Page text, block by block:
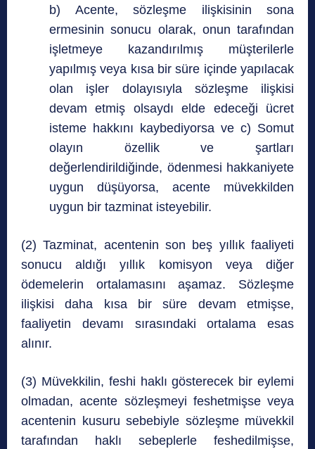
b) Acente, sözleşme ilişkisinin sona
ermesinin sonucu olarak, onun tarafından
işletmeye kazandırılmış müşterilerle
yapılmış veya kısa bir süre içinde yapılacak
olan işler dolayısıyla sözleşme ilişkisi
devam etmiş olsaydı elde edeceği ücret
isteme hakkını kaybediyorsa ve c) Somut
olayın özellik ve şartları
değerlendirildiğinde, ödenmesi hakkaniyete
uygun düşüyorsa, acente müvekkilden
uygun bir tazminat isteyebilir.
(2) Tazminat, acentenin son beş yıllık faaliyeti
sonucu aldığı yıllık komisyon veya diğer
ödemelerin ortalamasını aşamaz. Sözleşme
ilişkisi daha kısa bir süre devam etmişse,
faaliyetin devamı sırasındaki ortalama esas
alınır.
(3) Müvekkilin, feshi haklı gösterecek bir eylemi
olmadan, acente sözleşmeyi feshetmişse veya
acentenin kusuru sebebiyle sözleşme müvekkil
tarafından haklı sebeplerle feshedilmişse,